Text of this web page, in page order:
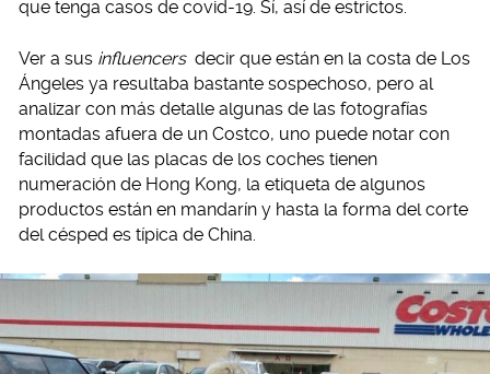
que tenga casos de covid-19. Sí, así de estrictos.
Ver a sus influencers decir que están en la costa de Los
Ángeles ya resultaba bastante sospechoso, pero al
analizar con más detalle algunas de las fotografías
montadas afuera de un Costco, uno puede notar con
facilidad que las placas de los coches tienen
numeración de Hong Kong, la etiqueta de algunos
productos están en mandarín y hasta la forma del corte
del césped es típica de China.